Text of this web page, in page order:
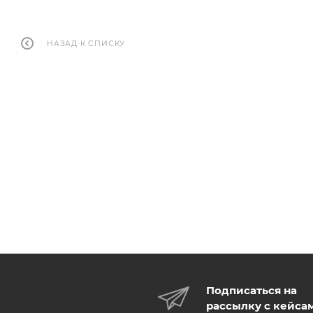
НАЗАД К СПИСКУ
Подписаться на
рассылку с